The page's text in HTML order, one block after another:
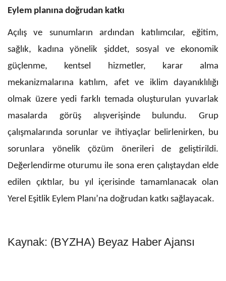
Eylem planına doğrudan katkı
Açılış ve sunumların ardından katılımcılar, eğitim,
sağlık, kadına yönelik şiddet, sosyal ve ekonomik
güçlenme, kentsel hizmetler, karar alma
mekanizmalarına katılım, afet ve iklim dayanıklılığı
olmak üzere yedi farklı temada oluşturulan yuvarlak
masalarda görüş alışverişinde bulundu. Grup
çalışmalarında sorunlar ve ihtiyaçlar belirlenirken, bu
sorunlara yönelik çözüm önerileri de geliştirildi.
Değerlendirme oturumu ile sona eren çalıştaydan elde
edilen çıktılar, bu yıl içerisinde tamamlanacak olan
Yerel Eşitlik Eylem Planı’na doğrudan katkı sağlayacak.
Kaynak: (BYZHA) Beyaz Haber Ajansı